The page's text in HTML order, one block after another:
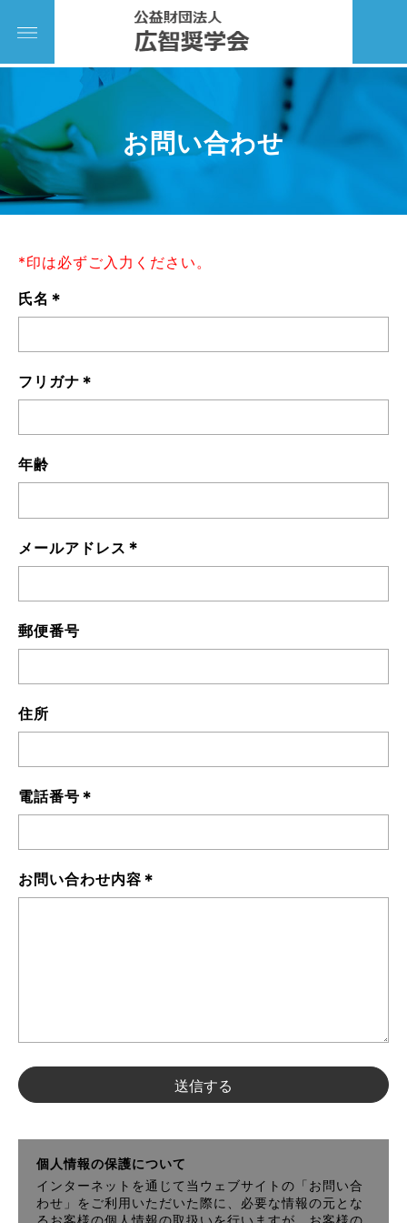
お問い合わせ
*印は必ずご入力ください。
氏名 *
フリガナ *
年齢
メールアドレス *
郵便番号
住所
電話番号 *
お問い合わせ内容 *
個人情報の保護について
インターネットを通じて当ウェブサイトの「お問い合
わせ」をご利用いただいた際に、必要な情報の元とな